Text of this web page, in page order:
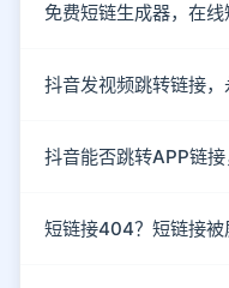
免费短链生成器，在
抖音发视频跳转链接
抖音能否跳转APP链
短链接404？短链接被